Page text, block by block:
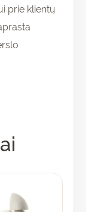
prie klientų